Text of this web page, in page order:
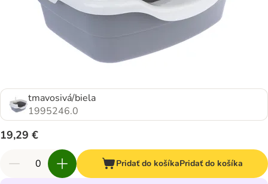
tmavosivá/biela
1995246.0
19,29 €
Pridať do košíkaPridať do košíka